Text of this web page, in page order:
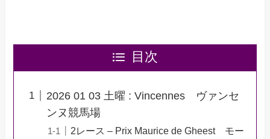
目次
2026 01 03 土曜 : Vincennes ヴァンセ
ンヌ競馬場
2レース – Prix Maurice de Gheest モー